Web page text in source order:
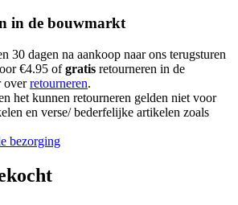
in de bouwmarkt
30 dagen na aankoop naar ons terugsturen
€4.95 ofgratis retourneren in de
overretourneren.
het kunnen retourneren gelden niet voor
en verse/ bederfelijke artikelen zoals
bezorging